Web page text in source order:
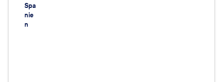
Spa
nie
n